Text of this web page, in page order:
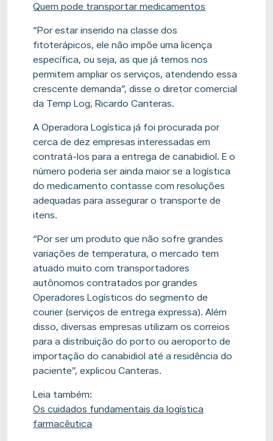
Quem pode transportar medicamentos
“Por estar inserido na classe dos
fitoterápicos, ele não impõe uma licença
específica, ou seja, as que já temos nos
permitem ampliar os serviços, atendendo essa
crescente demanda”, disse o diretor comercial
da Temp Log, Ricardo Canteras.
A Operadora Logística já foi procurada por
cerca de dez empresas interessadas em
contratá-los para a entrega de canabidiol. E o
número poderia ser ainda maior se a logística
do medicamento contasse com resoluções
adequadas para assegurar o transporte de
itens.
“Por ser um produto que não sofre grandes
variações de temperatura, o mercado tem
atuado muito com transportadores
autônomos contratados por grandes
Operadores Logísticos do segmento de
courier (serviços de entrega expressa). Além
disso, diversas empresas utilizam os correios
para a distribuição do porto ou aeroporto de
importação do canabidiol até a residência do
paciente”, explicou Canteras.
Leia também:
Os cuidados fundamentais da logística
farmacêutica